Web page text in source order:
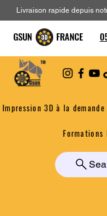
Impression 3D à la demande
Formations
Livraison rapide depuis
GSUN FRANCE